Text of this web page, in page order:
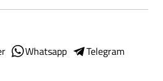
Whatsapp
Telegram